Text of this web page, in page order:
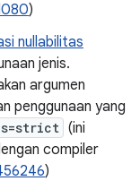
)
nullabilitas
jenis.
argumen
penggunaan yang
(ini
compiler
)